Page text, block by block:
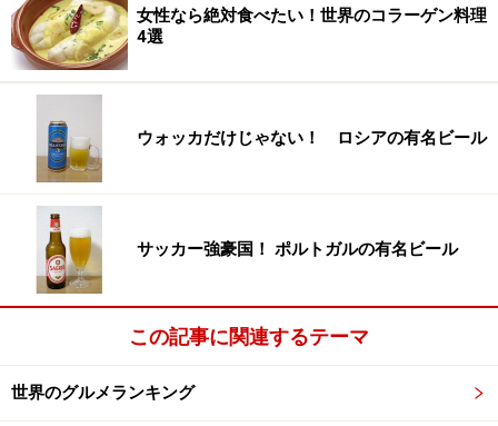
一日の座席回転率は5～6回、1年間に120万人が訪れると
いうヨンキー。地元客70%、常連客45%の店内は、いつ
も賑やかで活気に溢れています。ちなみに常連客のなか
には海外からのリピーターも多くいます。
上質の紹興酒を飲みながら、仲間とおいしい料理を味わ
う――、確かに楽しくないわけがありませんよね。と同時
に、この雰囲気が料理の味を一層おいしく感じさせてく
れるのもまた事実。周りのテーブルの楽しそうな話し声
につられて、いつも以上に饒舌になってしまいそう。
開していません。それは、「むやみに十の家をつくるの
女性なら絶対食べたい！世界のコラーゲン料理
4選
ウォッカだけじゃない！ ロシアの有名ビール
サッカー強豪国！ ポルトガルの有名ビール
この記事に関連するテーマ
世界のグルメランキング